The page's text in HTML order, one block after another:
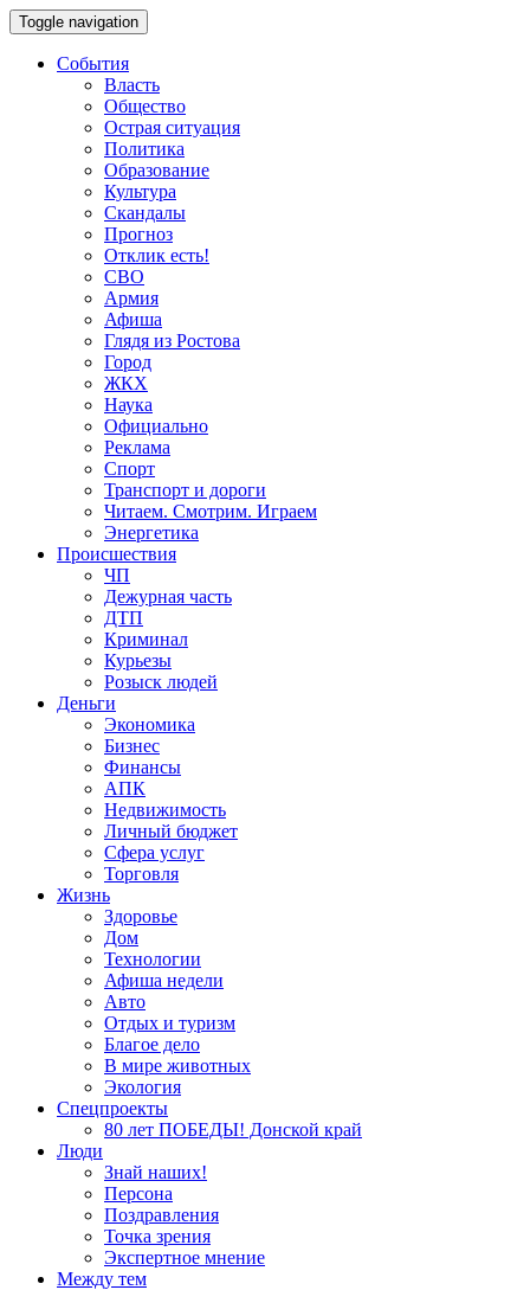
Toggle navigation
События
Власть
Общество
Острая ситуация
Политика
Образование
Культура
Скандалы
Прогноз
Отклик есть!
СВО
Армия
Афиша
Глядя из Ростова
Город
ЖКХ
Наука
Официально
Реклама
Спорт
Транспорт и дороги
Читаем. Смотрим. Играем
Энергетика
Происшествия
ЧП
Дежурная часть
ДТП
Криминал
Курьезы
Розыск людей
Деньги
Экономика
Бизнес
Финансы
АПК
Недвижимость
Личный бюджет
Сфера услуг
Торговля
Жизнь
Здоровье
Дом
Технологии
Афиша недели
Авто
Отдых и туризм
Благое дело
В мире животных
Экология
Спецпроекты
80 лет ПОБЕДЫ! Донской край
Люди
Знай наших!
Персона
Поздравления
Точка зрения
Экспертное мнение
Между тем